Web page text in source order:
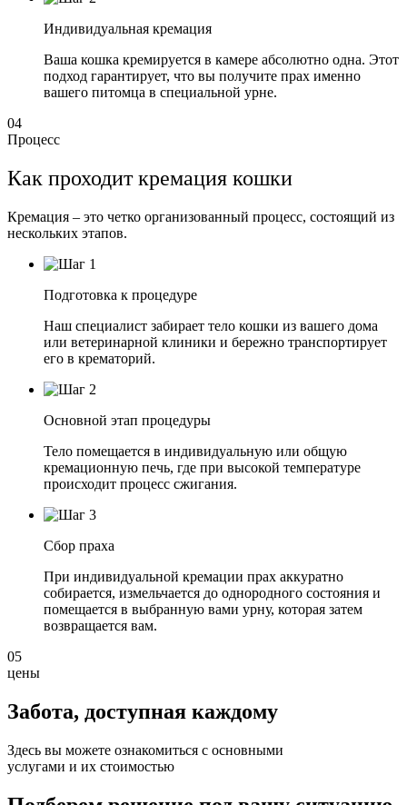
Индивидуальная кремация
Ваша кошка кремируется в камере абсолютно одна. Этот
подход гарантирует, что вы получите прах именно
вашего питомца в специальной урне.
04
Процесс
Как проходит кремация кошки
Кремация – это четко организованный процесс, состоящий из
нескольких этапов.
Подготовка к процедуре
Наш специалист забирает тело кошки из вашего дома
или ветеринарной клиники и бережно транспортирует
его в крематорий.
Основной этап процедуры
Тело помещается в индивидуальную или общую
кремационную печь, где при высокой температуре
происходит процесс сжигания.
Сбор праха
При индивидуальной кремации прах аккуратно
собирается, измельчается до однородного состояния и
помещается в выбранную вами урну, которая затем
возвращается вам.
05
цены
Забота, доступная каждому
Здесь вы можете ознакомиться с основными
услугами и их стоимостью